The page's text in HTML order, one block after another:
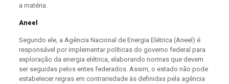
a matéria.
Aneel
Segundo ele, a Agência Nacional de Energia Elétrica (Aneel) é
responsável por implementar políticas do governo federal para
exploração da energia elétrica, elaborando normas que devem
ser seguidas pelos entes federados. Assim, o estado não pode
estabelecer regras em contrariedade às definidas pela agência